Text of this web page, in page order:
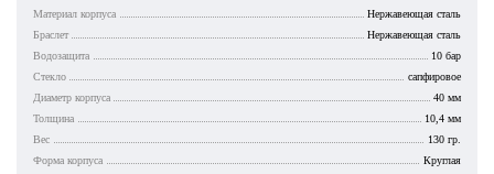
Материал корпуса
Нержавеющая сталь
Браслет
Нержавеющая сталь
Водозащита
10 бар
Стекло
сапфировое
Диаметр корпуса
40 мм
Толщина
10,4 мм
Вес
130 гр.
Форма корпуса
Круглая